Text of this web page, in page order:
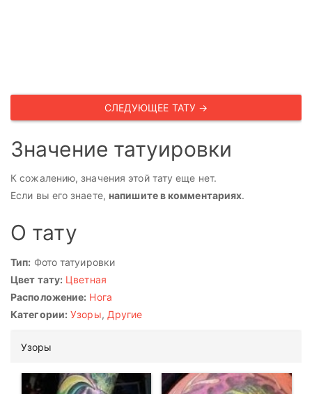
СЛЕДУЮЩЕЕ ТАТУ →
Значение татуировки
К сожалению, значения этой тату еще нет.
Если вы его знаете, напишите в комментариях.
О тату
Тип: Фото татуировки
Цвет тату: Цветная
Расположение: Нога
Категории: Узоры, Другие
Узоры